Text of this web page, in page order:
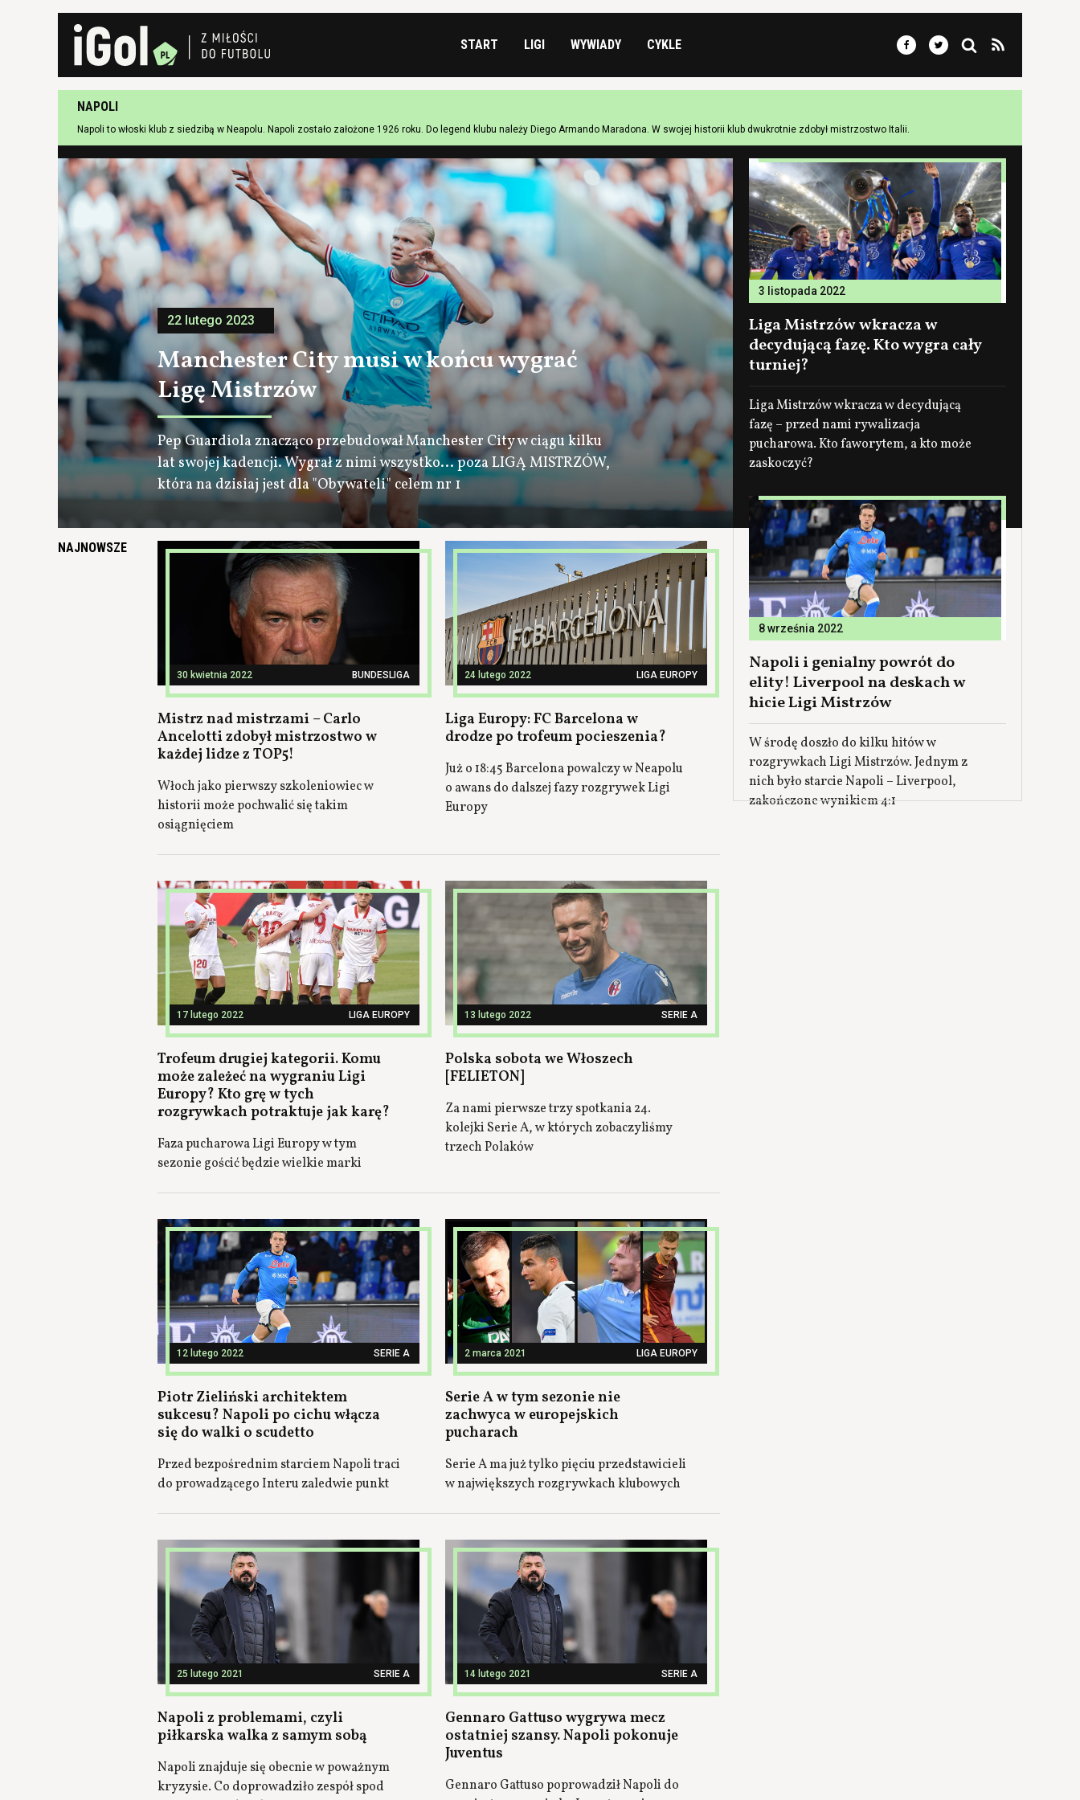
START LIGI WYWIADY CYKLE
NAPOLI
Napoli to włoski klub z siedzibą w Neapolu. Napoli zostało założone 1926 roku. Do legend klubu należy Diego Armando Maradona. W swojej historii klub dwukrotnie zdobył mistrzostwo Italii.
22 lutego 2023
Manchester City musi w końcu wygrać
Ligę Mistrzów
Pep Guardiola znacząco przebudował Manchester City w ciągu kilku
lat swojej kadencji. Wygrał z nimi wszystko... poza LIGĄ MISTRZÓW,
która na dzisiaj jest dla "Obywateli" celem nr 1
3 listopada 2022
Liga Mistrzów wkracza w
decydującą fazę. Kto wygra cały
turniej?
Liga Mistrzów wkracza w decydującą
fazę – przed nami rywalizacja
pucharowa. Kto faworytem, a kto może
zaskoczyć?
8 września 2022
Napoli i genialny powrót do
elity! Liverpool na deskach w
hicie Ligi Mistrzów
W środę doszło do kilku hitów w
rozgrywkach Ligi Mistrzów. Jednym z
nich było starcie Napoli – Liverpool,
zakończone wynikiem 4:1
NAJNOWSZE
30 kwietnia 2022 BUNDESLIGA
Mistrz nad mistrzami – Carlo
Ancelotti zdobył mistrzostwo w
każdej lidze z TOP5!
Włoch jako pierwszy szkoleniowiec w
historii może pochwalić się takim
osiągnięciem
24 lutego 2022 LIGA EUROPY
Liga Europy: FC Barcelona w
drodze po trofeum pocieszenia?
Już o 18:45 Barcelona powalczy w Neapolu
o awans do dalszej fazy rozgrywek Ligi
Europy
17 lutego 2022 LIGA EUROPY
Trofeum drugiej kategorii. Komu
może zależeć na wygraniu Ligi
Europy? Kto grę w tych
rozgrywkach potraktuje jak karę?
Faza pucharowa Ligi Europy w tym
sezonie gościć będzie wielkie marki
13 lutego 2022 SERIE A
Polska sobota we Włoszech
[FELIETON]
Za nami pierwsze trzy spotkania 24.
kolejki Serie A, w których zobaczyliśmy
trzech Polaków
12 lutego 2022 SERIE A
Piotr Zieliński architektem
sukcesu? Napoli po cichu włącza
się do walki o scudetto
Przed bezpośrednim starciem Napoli traci
do prowadzącego Interu zaledwie punkt
2 marca 2021 LIGA EUROPY
Serie A w tym sezonie nie
zachwyca w europejskich
pucharach
Serie A ma już tylko pięciu przedstawicieli
w największych rozgrywkach klubowych
25 lutego 2021 SERIE A
Napoli z problemami, czyli
piłkarska walka z samym sobą
Napoli znajduje się obecnie w poważnym
kryzysie. Co doprowadziło zespół spod
14 lutego 2021 SERIE A
Gennaro Gattuso wygrywa mecz
ostatniej szansy. Napoli pokonuje
Juventus
Gennaro Gattuso poprowadził Napoli do